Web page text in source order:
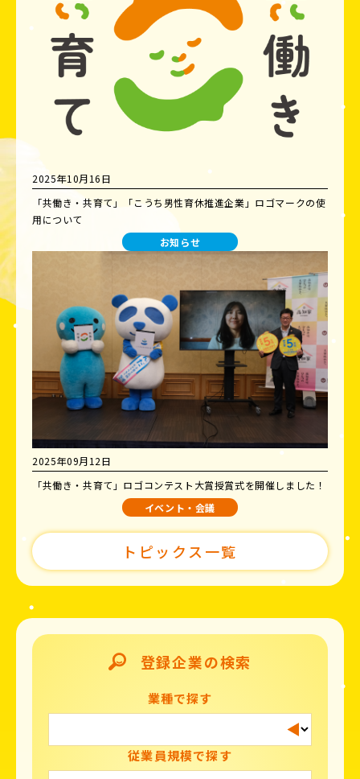
2025年10月16日
「共働き・共育て」「こうち男性育休推進企業」ロゴマークの使
用について
お知らせ
2025年09月12日
「共働き・共育て」ロゴコンテスト大賞授賞式を開催しました！
イベント・会議
トピックス一覧
登録企業の検索
業種で探す
従業員規模で探す